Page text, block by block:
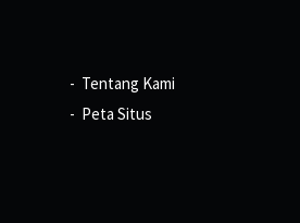
Tentang Kami
Peta Situs